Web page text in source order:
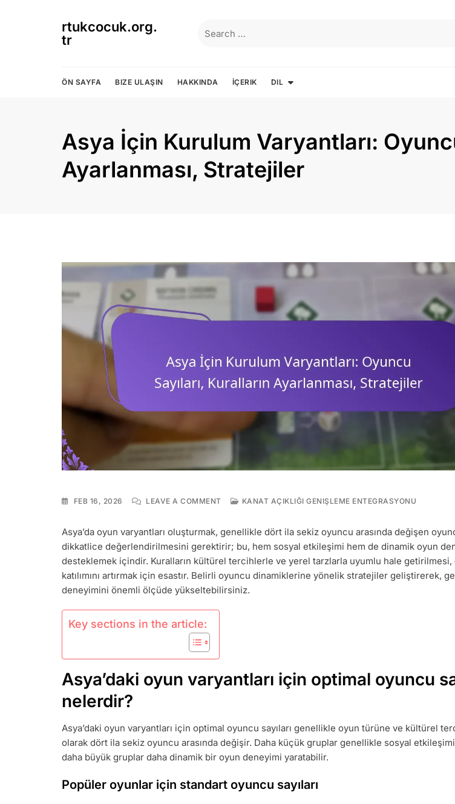
rtukcocuk.org.
tr
for:
ÖN SAYFA BIZE ULAŞIN HAKKINDA İÇERIK DIL
Asya İçin Kurulum Varyantları:
Ayarlanması, Stratejiler
FEB 16, 2026 LEAVE A COMMENTON
KURULUM
VARYANTLARI:
OYUNCU
KURALLARIN
AYARLANMASI,
KANAT AÇIKLIĞI GENIŞLEME ENTEGRASYONU
Asya’da oyun varyantları oluşturmak, genellikle dört ila sekiz oyuncu arasında değişen
dikkatlice değerlendirilmesini gerektirir; bu, hem sosyal etkileşimi hem de dinamik oyun
desteklemek içindir. Kuralların kültürel tercihlerle ve yerel tarzlarla uyumlu hale getirilmesi,
katılımını artırmak için esastır. Belirli oyuncu dinamiklerine yönelik stratejiler geliştirerek,
deneyimini önemli ölçüde yükseltebilirsiniz.
Key sections in the article:
Asya’daki oyun varyantları için optimal oyuncu
nelerdir?
Asya’daki oyun varyantları için optimal oyuncu sayıları genellikle oyun türüne ve kültürel
olarak dört ila sekiz oyuncu arasında değişir. Daha küçük gruplar genellikle sosyal etkileşimi
daha büyük gruplar daha dinamik bir oyun deneyimi yaratabilir.
Popüler oyunlar için standart oyuncu sayıları